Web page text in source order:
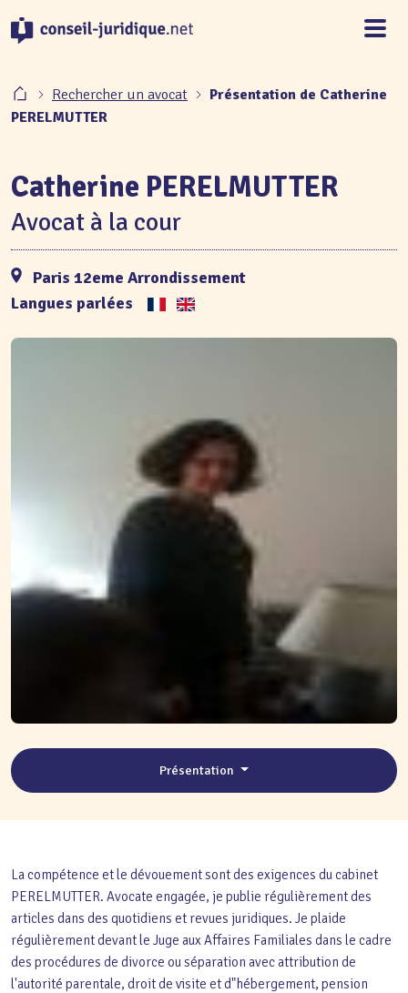
Rechercher un avocat
Présentation de Catherine
PERELMUTTER
Catherine PERELMUTTER
Avocat à la cour
Paris 12eme Arrondissement
Langues parlées
Présentation
La compétence et le dévouement sont des exigences du cabinet
PERELMUTTER. Avocate engagée, je publie régulièrement des
articles dans des quotidiens et revues juridiques. Je plaide
régulièrement devant le Juge aux Affaires Familiales dans le cadre
des procédures de divorce ou séparation avec attribution de
l'autorité parentale, droit de visite et d"hébergement, pension